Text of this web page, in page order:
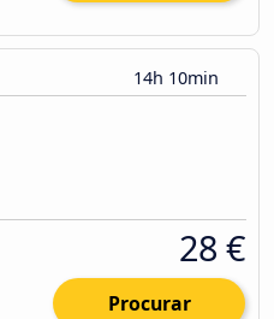
14h 10min
28 €
Procurar